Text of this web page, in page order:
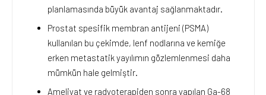
planlamasında büyük avantaj sağlanmaktadır.
Prostat spesifik membran antijeni (PSMA)
kullanılan bu çekimde, lenf nodlarına ve kemiğe
erken metastatik yayılımın gözlemlenmesi daha
mümkün hale gelmiştir.
Ameliyat ve radyoterapiden sonra yapılan Ga-68